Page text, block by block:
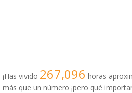
¡Has vivido 267,096 horas
más que un número ¡pero qué